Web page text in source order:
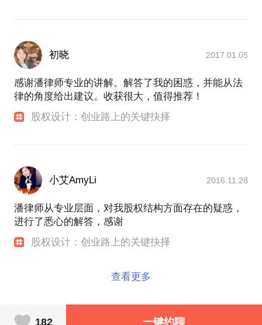
初晓 2017.01.05
感谢潘律师专业的讲解。解答了我的困惑，并能从法
律的角度给出建议。收获很大，值得推荐！
股权设计：创业路上的关键抉择
小艾AmyLi 2016.11.28
潘律师从专业层面，对我股权结构方面存在的疑惑，
进行了悉心的解答，感谢
股权设计：创业路上的关键抉择
查看更多
182 一键约聊